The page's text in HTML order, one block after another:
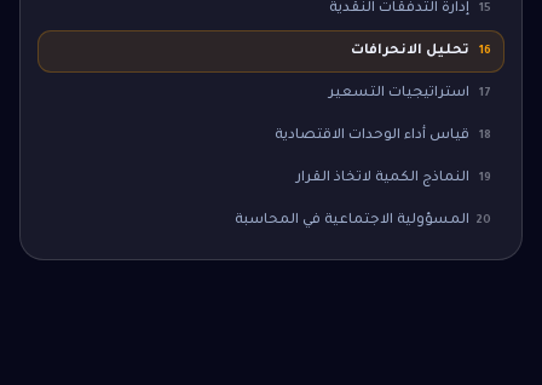
15 إدارة التدفقات النقدية
16 تحليل الانحرافات
17 استراتيجيات التسعير
18 قياس أداء الوحدات الاقتصادية
19 النماذج الكمية لاتخاذ القرار
20 المسؤولية الاجتماعية في المحاسبة